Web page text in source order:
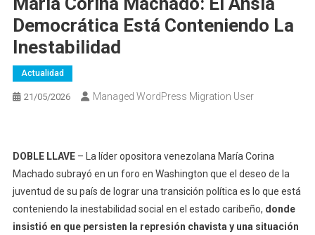
Democrática Está Conteniendo La
Inestabilidad
Actualidad
21/05/2026 Managed WordPress Migration User
DOBLE LLAVE– La líder opositora venezolana María Corina
Machado subrayó en un foro en Washington que el deseo de la
juventud de su país de lograr una transición política es lo que está
conteniendo la inestabilidad social en el estado caribeño, donde
insistió en que persisten la represión chavista y una situación